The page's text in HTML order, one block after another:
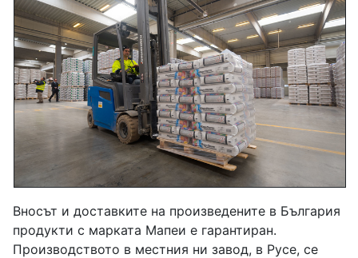
Вносът и доставките на произведените в България
продукти с марката Мапеи e гарантиран.
Производството в местния ни завод, в Русе, се